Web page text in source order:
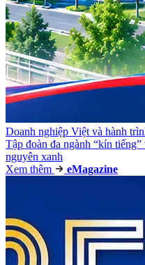
Doanh nghiệp Việt và hành
Tập đoàn đa ngành “kín
nguyên xanh
Xem thêm
eMagazine